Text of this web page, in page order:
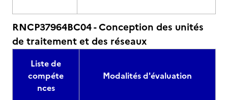
RNCP37964BC04 - Conception des unités
de traitement et des réseaux
Liste de
compéte
nces
Modalités d'évaluation